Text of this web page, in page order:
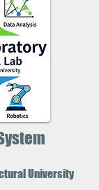
University